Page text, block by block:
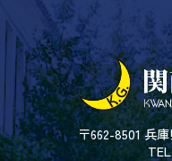
〒662-8501 兵